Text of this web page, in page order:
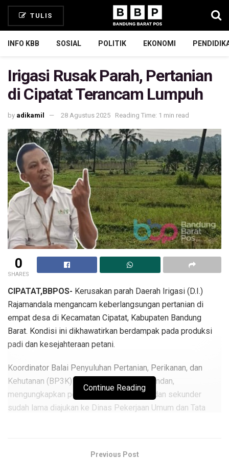
TULIS
INFO KBB SOSIAL POLITIK EKONOMI
Irigasi Rusak Parah, Pertanian
di Cipatat Terancam Lumpuh
by adikamil 28 Agustus 2025 Reading Time: 1 min read
0
SHARES
CIPATAT,BBPOS- Kerusakan parah Daerah Irigasi (D.I.)
Rajamandala mengancam keberlangsungan pertanian di
empat desa di Kecamatan Cipatat, Kabupaten Bandung
Barat. Kondisi ini dikhawatirkan berdampak pada produksi
padi dan kesejahteraan petani.
Koordinator Balai Penyuluhan Pertanian, Perikanan, dan
Kehutanan (BP3K) Kecamatan Cipatat, Ramdan,
mengungkapkan perbaikan irigasi primer dan sekunder
sudah lama diajukan ke Dinas Pekerjaan Umum dan Tata
yang kami ajukan ke PUTR belum ditanggapi. Jika kerusakan
Continue Reading
Previous Post